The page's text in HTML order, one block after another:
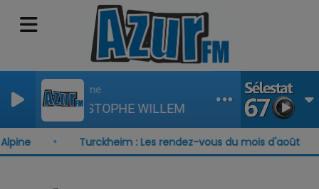
Systaime
CHRISTOPHE WILLEM
Turckheim : Les rendez-vous du mois d'août